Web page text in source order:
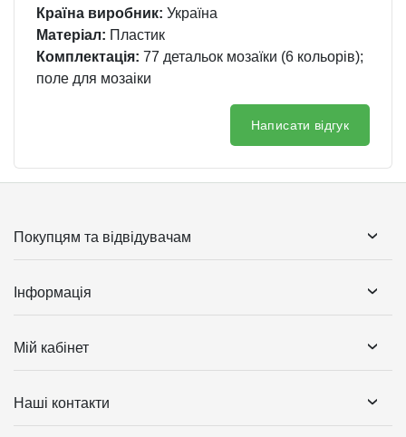
Країна виробник: Україна
Матеріал: Пластик
Комплектація: 77 детальок мозаїки (6 кольорів);
поле для мозаіки
Написати відгук
Покупцям та відвідувачам
Інформація
Мій кабінет
Наші контакти